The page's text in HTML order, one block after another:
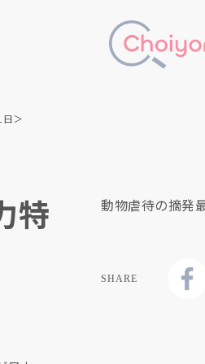
＞
特 動物虐待の摘発
SHARE